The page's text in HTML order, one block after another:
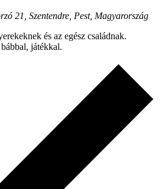
21, Szentendre, Pest, Magyarország
és az egész családnak.
játékkal.